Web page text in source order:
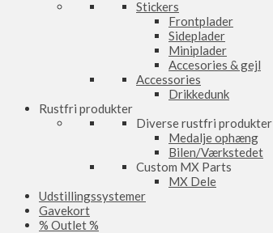
Stickers
Frontplader
Sideplader
Miniplader
Accesories & gejl
Accessories
Drikkedunk
Rustfri produkter
Diverse rustfri produkter
Medalje ophæng
Bilen/Værkstedet
Custom MX Parts
MX Dele
Udstillingssystemer
Gavekort
% Outlet %